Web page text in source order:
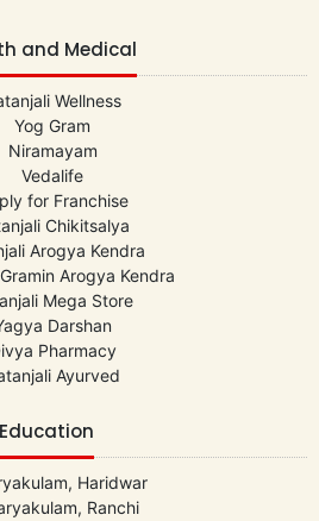
and Medical
Wellness
Yog Gram
Niramayam
Vedalife
for Franchise
Chikitsalya
Arogya Kendra
Arogya Kendra
Mega Store
Darshan
Pharmacy
Ayurved
Education
Haridwar
Ranchi